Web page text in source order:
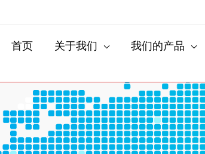
首页 关于我们 我们的产品
ติดต่อเรา